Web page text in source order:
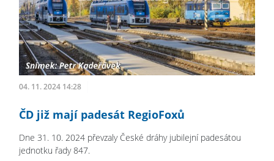
04. 11. 2024 14:28
ČD již mají padesát RegioFoxů
Dne 31. 10. 2024 převzaly České dráhy jubilejní padesátou
jednotku řady 847.